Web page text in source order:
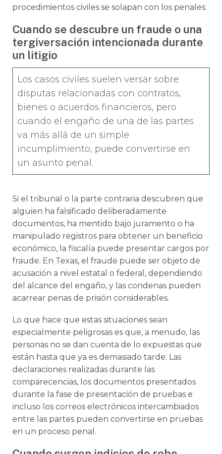
procedimientos civiles se solapan con los penales:
Cuando se descubre un fraude o una
tergiversación intencionada durante
un litigio
Los casos civiles suelen versar sobre
disputas relacionadas con contratos,
bienes o acuerdos financieros, pero
cuando el engaño de una de las partes
va más allá de un simple
incumplimiento, puede convertirse en
un asunto penal.
Si el tribunal o la parte contraria descubren que
alguien ha falsificado deliberadamente
documentos, ha mentido bajo juramento o ha
manipulado registros para obtener un beneficio
económico, la fiscalía puede presentar cargos por
fraude. En Texas, el fraude puede ser objeto de
acusación a nivel estatal o federal, dependiendo
del alcance del engaño, y las condenas pueden
acarrear penas de prisión considerables.
Lo que hace que estas situaciones sean
especialmente peligrosas es que, a menudo, las
personas no se dan cuenta de lo expuestas que
están hasta que ya es demasiado tarde. Las
declaraciones realizadas durante las
comparecencias, los documentos presentados
durante la fase de presentación de pruebas e
incluso los correos electrónicos intercambiados
entre las partes pueden convertirse en pruebas
en un proceso penal.